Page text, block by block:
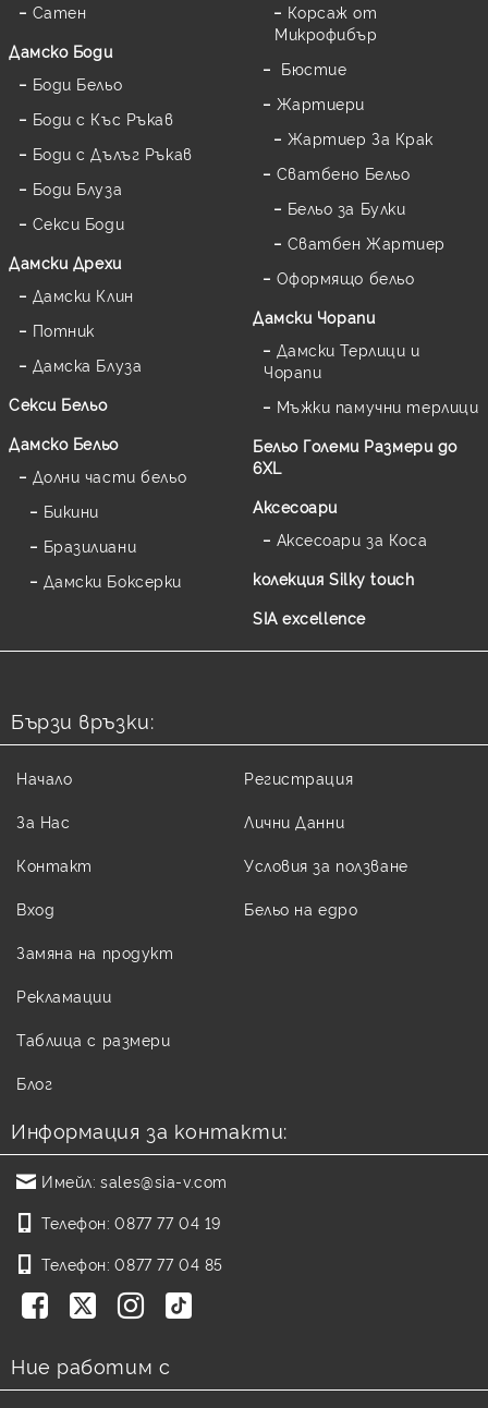
Сатен
Дамскo Боди
Боди Бельо
Боди с Къс Ръкав
Боди с Дълъг Ръкав
Боди Блуза
Секси Боди
Дамски Дрехи
Дамски Клин
Потник
Дамска Блуза
Секси Бельо
Дамско Бельо
Долни части бельо
Бикини
Бразилиани
Дамски Боксерки
Корсаж от
Микрофибър
Бюстие
Жартиери
Жартиер За Крак
Сватбено Бельо
Бельо за Булки
Сватбен Жартиер
Оформящо бельо
Дамски Чорапи
Дамски Терлици и
Чорапи
Мъжки памучни терлици
Бельо Големи Размери до
6XL
Аксесоари
Аксесоари за Коса
колекция Silky touch
SIA excellence
Бързи връзки:
Начало
За Нас
Контакт
Вход
Регистрация
Лични Данни
Условия за ползване
Бельо на едро
Замяна на продукт
Рекламации
Таблица с размери
Блог
Информация за контакти:
Имейл: sales@sia-v.com
Телефон: 0877 77 04 19
Телефон: 0877 77 04 85
Ние работим с